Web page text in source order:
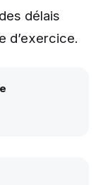
délais
d’exercice.